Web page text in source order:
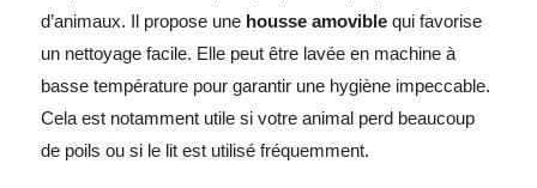
d’animaux. Il propose une housse amoviblequi favorise
un nettoyage facile. Elle peut être lavée en machine à
basse température pour garantir une hygiène impeccable.
Cela est notamment utile si votre animal perd beaucoup
de poils ou si le lit est utilisé fréquemment.